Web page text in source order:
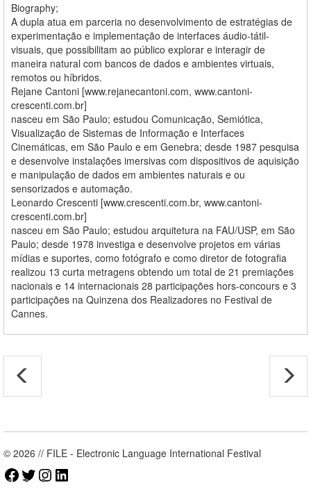
Biography;
A dupla atua em parceria no desenvolvimento de estratégias de
experimentação e implementação de interfaces áudio-tátil-
visuais, que possibilitam ao público explorar e interagir de
maneira natural com bancos de dados e ambientes virtuais,
remotos ou híbridos.
Rejane Cantoni [www.rejanecantoni.com, www.cantoni-
crescenti.com.br]
nasceu em São Paulo; estudou Comunicação, Semiótica,
Visualização de Sistemas de Informação e Interfaces
Cinemáticas, em São Paulo e em Genebra; desde 1987 pesquisa
e desenvolve instalações imersivas com dispositivos de aquisição
e manipulação de dados em ambientes naturais e ou
sensorizados e automação.
Leonardo Crescenti [www.crescenti.com.br, www.cantoni-
crescenti.com.br]
nasceu em São Paulo; estudou arquitetura na FAU/USP, em São
Paulo; desde 1978 investiga e desenvolve projetos em várias
mídias e suportes, como fotógrafo e como diretor de fotografia
realizou 13 curta metragens obtendo um total de 21 premiações
nacionais e 14 internacionais 28 participações hors-concours e 3
participações na Quinzena dos Realizadores no Festival de
Cannes.
© 2026 // FILE - Electronic Language International Festival
Facebook
TwitterInstagram